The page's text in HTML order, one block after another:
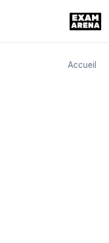
Accueil